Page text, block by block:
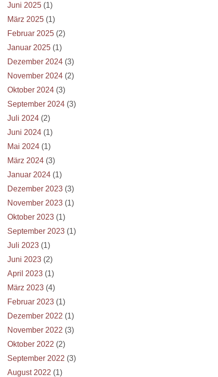
Juni 2025 (1)
März 2025 (1)
Februar 2025 (2)
Januar 2025 (1)
Dezember 2024 (3)
November 2024 (2)
Oktober 2024 (3)
September 2024 (3)
Juli 2024 (2)
Juni 2024 (1)
Mai 2024 (1)
März 2024 (3)
Januar 2024 (1)
Dezember 2023 (3)
November 2023 (1)
Oktober 2023 (1)
September 2023 (1)
Juli 2023 (1)
Juni 2023 (2)
April 2023 (1)
März 2023 (4)
Februar 2023 (1)
Dezember 2022 (1)
November 2022 (3)
Oktober 2022 (2)
September 2022 (3)
August 2022 (1)